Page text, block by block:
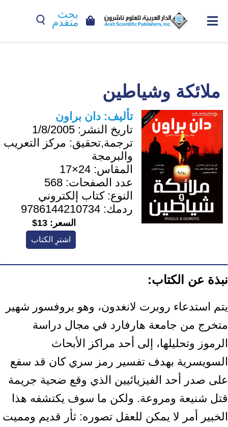
بحث
متقدم
ملائكة وشياطين
تأليف: دان براون
تاريخ النشر: 1/8/2005
ترجمة,تحقيق: مركز التعريب
والبرمجة
المقاس: 24×17
عدد الصفحات: 568
النوع:كتاب إلكتروني
ردمك: 9786144210734
السعر: 13$
اشترِ الكتاب
نبذة عن الكتاب:
يتم استدعاء روبرت لانغدون، وهو بروفسور شهير
متخرج من جامعة هارفارد في مجال دراسة
الرموز وتحليلها، إلى أحد مراكز الأبحاث
السويسرية بهدف تفسير رمز سري كان قد سفع
على صدر أحد الفيزيائيين الذي وقع ضحية جريمة
قتل شنيعة ومروعة. ولكن ما سوف يكتشفه هذا
الخبير أمر لا يمكن للعقل تصوره: ثأر قديم ومميت